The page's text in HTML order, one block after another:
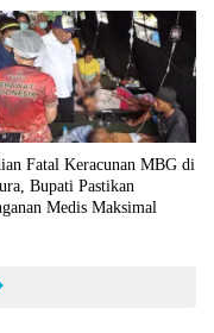
Fatal Keracunan MBG di
Bupati Pastikan
Medis Maksimal